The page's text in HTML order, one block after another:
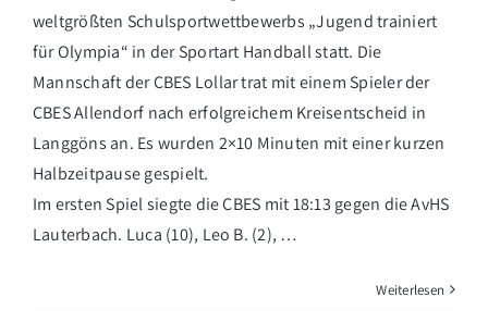
weltgrößten Schulsportwettbewerbs „Jugend trainiert
für Olympia“ in der Sportart Handball statt. Die
Mannschaft der CBES Lollar trat mit einem Spieler der
CBES Allendorf nach erfolgreichem Kreisentscheid in
Langgöns an. Es wurden 2×10 Minuten mit einer kurzen
Halbzeitpause gespielt.
Im ersten Spiel siegte die CBES mit 18:13 gegen die AvHS
Lauterbach. Luca (10), Leo B. (2), …
Weiterlesen